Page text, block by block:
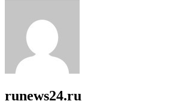
runews24.ru